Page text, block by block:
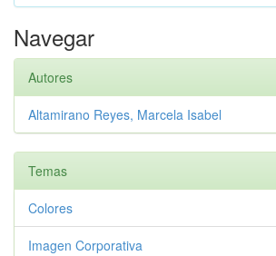
Navegar
Autores
Altamirano Reyes, Marcela Isabel
Temas
Colores
Imagen Corporativa